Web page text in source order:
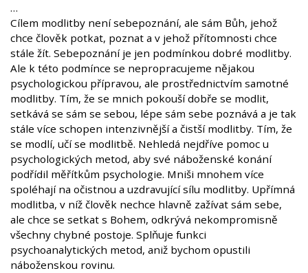
…
Cílem modlitby není sebepoznání, ale sám Bůh, jehož
chce člověk potkat, poznat a v jehož přítomnosti chce
stále žít. Sebepoznání je jen podmínkou dobré modlitby.
Ale k této podmínce se nepropracujeme nějakou
psychologickou přípravou, ale prostřednictvím samotné
modlitby. Tím, že se mnich pokouší dobře se modlit,
setkává se sám se sebou, lépe sám sebe poznává a je tak
stále více schopen intenzivnější a čistší modlitby. Tím, že
se modlí, učí se modlitbě. Nehledá nejdříve pomoc u
psychologických metod, aby své náboženské konání
podřídil měřítkům psychologie. Mniši mnohem více
spoléhají na očistnou a uzdravující sílu modlitby. Upřímná
modlitba, v níž člověk nechce hlavně zažívat sám sebe,
ale chce se setkat s Bohem, odkrývá nekompromisně
všechny chybné postoje. Splňuje funkci
psychoanalytických metod, aniž bychom opustili
náboženskou rovinu.